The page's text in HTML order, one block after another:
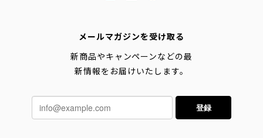
メールマガジンを受け取る
新商品やキャンペーンなどの最
新情報をお届けいたします。
登録